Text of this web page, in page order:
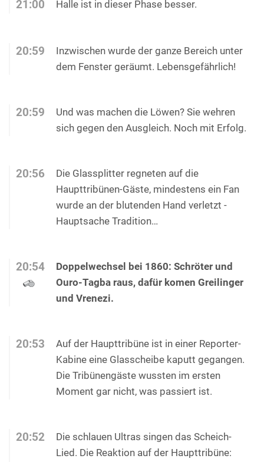
21:00 Halle ist in dieser Phase besser.
20:59
Inzwischen wurde der ganze Bereich unter
dem Fenster geräumt. Lebensgefährlich!
20:59
Und was machen die Löwen? Sie wehren
sich gegen den Ausgleich. Noch mit Erfolg.
20:56
Die Glassplitter regneten auf die
Haupttribünen-Gäste, mindestens ein Fan
wurde an der blutenden Hand verletzt -
Hauptsache Tradition…
20:54
Doppelwechsel bei 1860: Schröter und
Ouro-Tagba raus, dafür komen Greilinger
und Vrenezi.
20:53
Auf der Haupttribüne ist in einer Reporter-
Kabine eine Glasscheibe kaputt gegangen.
Die Tribünengäste wussten im ersten
Moment gar nicht, was passiert ist.
20:52
Die schlauen Ultras singen das Scheich-
Lied. Die Reaktion auf der Haupttribüne: